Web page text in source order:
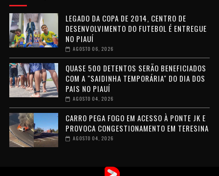
LEGADO DA COPA DE 2014, CENTRO DE
DESENVOLVIMENTO DO FUTEBOL É ENTREGUE
NO PIAUÍ
AGOSTO 06, 2026
QUASE 500 DETENTOS SERÃO BENEFICIADOS
COM A "SAIDINHA TEMPORÁRIA" DO DIA DOS
PAIS NO PIAUÍ
AGOSTO 04, 2026
CARRO PEGA FOGO EM ACESSO À PONTE JK E
PROVOCA CONGESTIONAMENTO EM TERESINA
AGOSTO 04, 2026